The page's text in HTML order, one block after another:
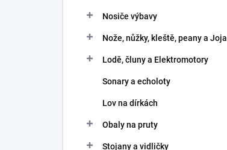
Nosiče výbavy
Nože, nůžky, kleště, peany a Joja
Lodě, čluny a Elektromotory
Sonary a echoloty
Lov na dírkách
Obaly na pruty
Stojany a vidličky